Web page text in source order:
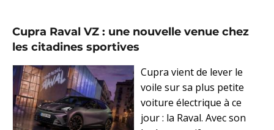
Cupra Raval VZ : une nouvelle venue chez
les citadines sportives
Cupra vient de lever le
voile sur sa plus petite
voiture électrique à ce
jour : la Raval. Avec son